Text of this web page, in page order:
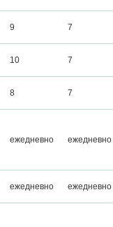
9 7
10 7
8 7
ежедневно ежедневно
ежедневно ежедневно